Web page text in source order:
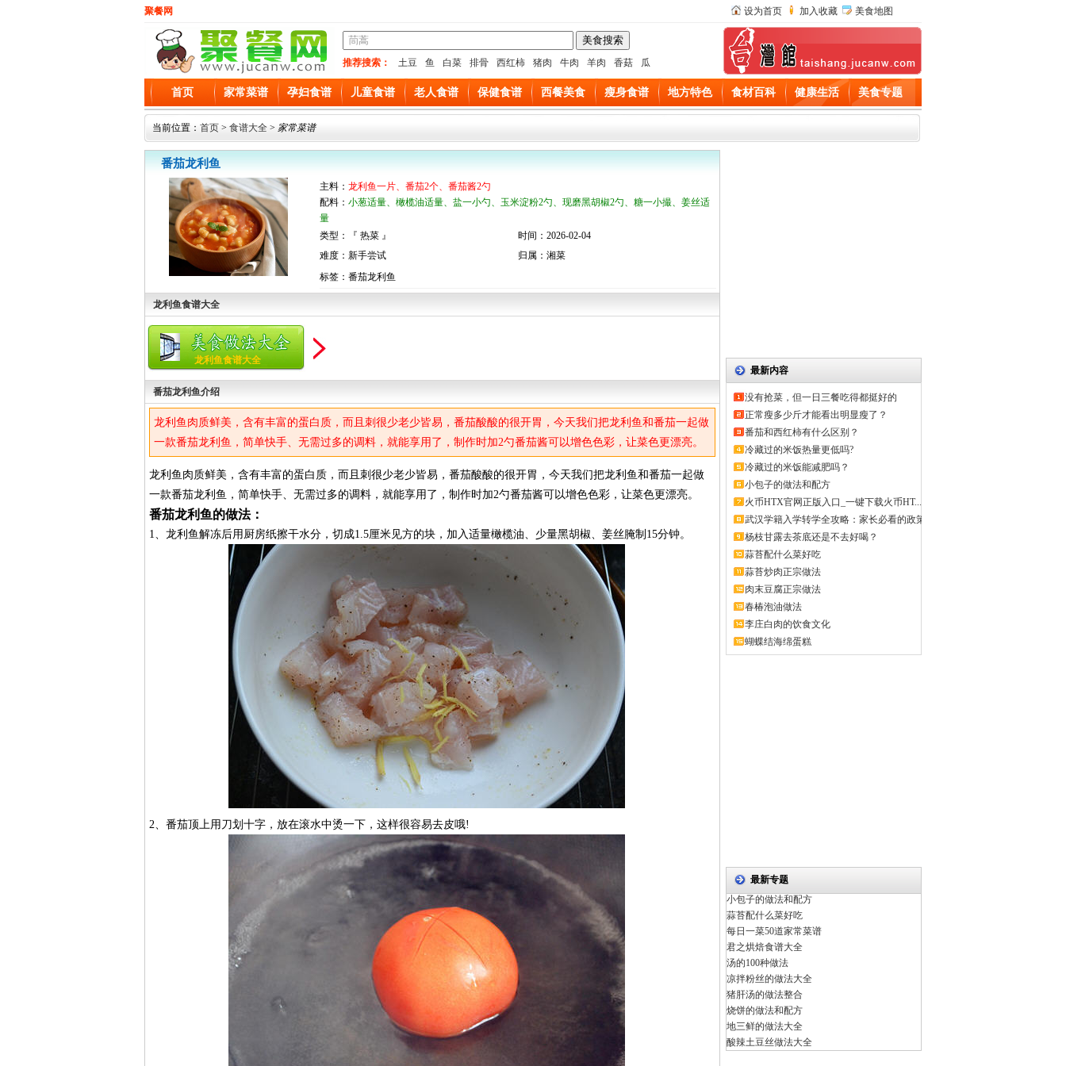
聚餐网 设为首页 加入收藏 美食地图
推荐搜索： 土豆 鱼 白菜 排骨 西红柿 猪肉 牛肉 羊肉 香菇 瓜
首页 家常菜谱 孕妇食谱 儿童食谱 老人食谱 保健食谱 西餐美食 瘦身食谱 地方特色 食材百科 健康生活 美食专题
当前位置： 首页 > 食谱大全 > 家常菜谱
番茄龙利鱼
主料： 龙利鱼一片、番茄2个、番茄酱2勺
配料： 小葱适量、橄榄油适量、盐一小勺、玉米淀粉2勺、现磨黑胡椒2勺、糖一小撮、姜丝适
量
类型：『 热菜 』
时间：2026-02-04
难度：新手尝试
归属：湘菜
标签：番茄龙利鱼
龙利鱼食谱大全
龙利鱼食谱大全
番茄龙利鱼介绍
龙利鱼肉质鲜美，含有丰富的蛋白质，而且刺很少老少皆易，番茄酸酸的很开胃，今天我们把龙利鱼和番茄一起做
一款番茄龙利鱼，简单快手、无需过多的调料，就能享用了，制作时加2勺番茄酱可以增色色彩，让菜色更漂亮。
龙利鱼肉质鲜美，含有丰富的蛋白质，而且刺很少老少皆易，番茄酸酸的很开胃，今天我们把龙利鱼和番茄一起做
一款番茄龙利鱼，简单快手、无需过多的调料，就能享用了，制作时加2勺番茄酱可以增色色彩，让菜色更漂亮。
番茄龙利鱼的做法：
1、龙利鱼解冻后用厨房纸擦干水分，切成1.5厘米见方的块，加入适量橄榄油、少量黑胡椒、姜丝腌制15分钟。
2、番茄顶上用刀划十字，放在滚水中烫一下，这样很容易去皮哦!
最新内容
没有抢菜，但一日三餐吃得都挺好的
正常瘦多少斤才能看出明显瘦了？
番茄和西红柿有什么区别？
冷藏过的米饭热量更低吗?
冷藏过的米饭能减肥吗？
小包子的做法和配方
火币HTX官网正版入口_一键下载火币HT...
武汉学籍入学转学全攻略：家长必看的政策
解...
杨枝甘露去茶底还是不去好喝？
蒜苔配什么菜好吃
蒜苔炒肉正宗做法
肉末豆腐正宗做法
春椿泡油做法
李庄白肉的饮食文化
蝴蝶结海绵蛋糕
最新专题
小包子的做法和配方
蒜苔配什么菜好吃
每日一菜50道家常菜谱
君之烘焙食谱大全
汤的100种做法
凉拌粉丝的做法大全
猪肝汤的做法整合
烧饼的做法和配方
地三鲜的做法大全
酸辣土豆丝做法大全